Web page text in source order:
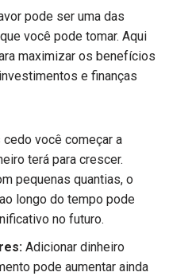
pode ser uma das
você pode tomar. Aqui
maximizar os benefícios
e finanças
cedo você começar a
terá para crescer.
pequenas quantias, o
longo do tempo pode
no futuro.
Adicionar dinheiro
pode aumentar ainda